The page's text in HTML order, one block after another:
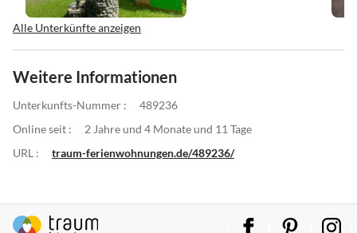
Alle Unterkünfte anzeigen
Weitere Informationen
Unterkunfts-Nummer :
489236
Online seit :
2 Jahre und 4 Monate und 11 Tage
URL :
traum-ferienwohnungen.de/489236/